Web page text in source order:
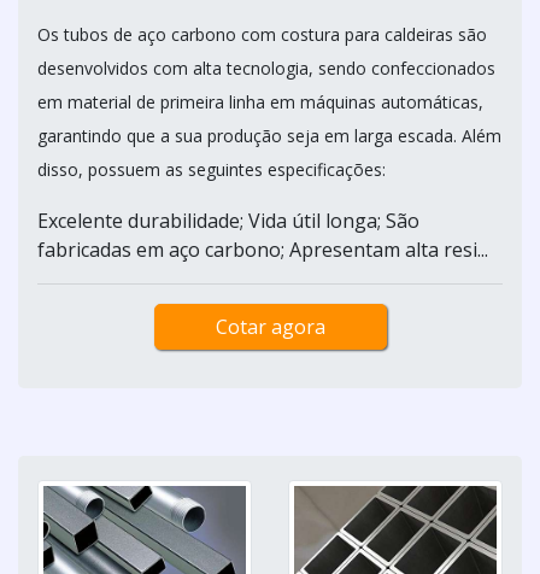
Os tubos de aço carbono com costura para caldeiras são
desenvolvidos com alta tecnologia, sendo confeccionados
em material de primeira linha em máquinas automáticas,
garantindo que a sua produção seja em larga escada. Além
disso, possuem as seguintes especificações:
Excelente durabilidade; Vida útil longa; São
fabricadas em aço carbono; Apresentam alta resi...
Cotar agora